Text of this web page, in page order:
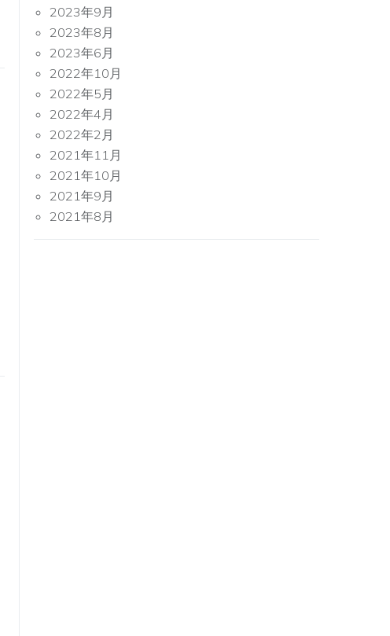
2023年9月
2023年8月
2023年6月
2022年10月
2022年5月
2022年4月
2022年2月
2021年11月
2021年10月
2021年9月
2021年8月